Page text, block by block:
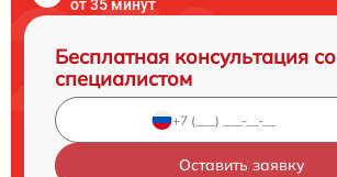
от 35 минут
Бесплатная консультация со
специалистом
Оставить заявку